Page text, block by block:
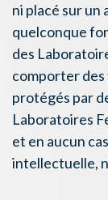
ni placé sur un
quelconque
des
comporter
protégés par
Laboratoires
et en aucun
intellectuelle,